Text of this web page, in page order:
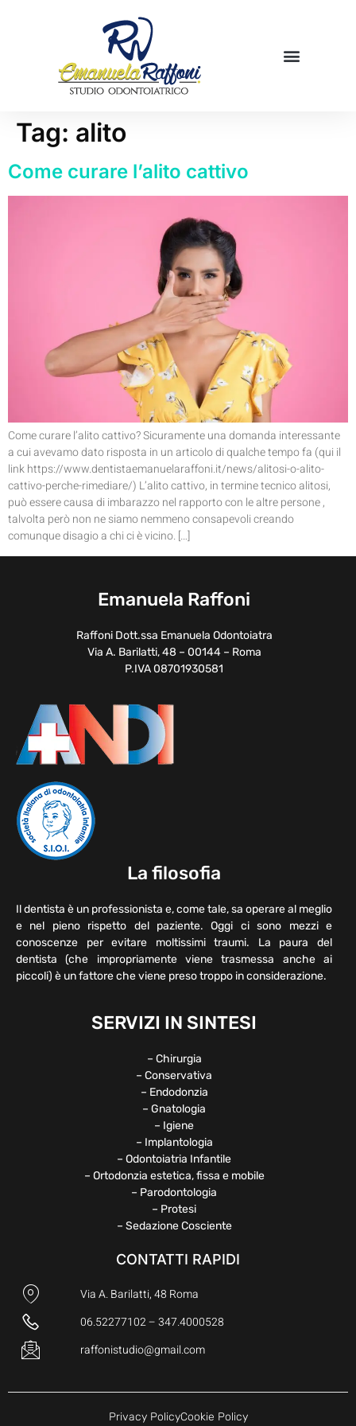
Tag: alito
Come curare l’alito cattivo
Come curare l’alito cattivo? Sicuramente una domanda interessante
a cui avevamo dato risposta in un articolo di qualche tempo fa (qui il
link https://www.dentistaemanuelaraffoni.it/news/alitosi-o-alito-
cattivo-perche-rimediare/) L’alito cattivo, in termine tecnico alitosi,
può essere causa di imbarazzo nel rapporto con le altre persone ,
talvolta però non ne siamo nemmeno consapevoli creando
comunque disagio a chi ci è vicino. […]
Emanuela Raffoni
Raffoni Dott.ssa Emanuela Odontoiatra
Via A. Barilatti, 48 – 00144 – Roma
P.IVA 08701930581
La filosofia
Il dentista è un professionista e, come tale, sa operare al meglio
e nel pieno rispetto del paziente. Oggi ci sono mezzi e
conoscenze per evitare moltissimi traumi. La paura del
dentista (che impropriamente viene trasmessa anche ai
piccoli) è un fattore che viene preso troppo in considerazione.
SERVIZI IN SINTESI
– Chirurgia
– Conservativa
– Endodonzia
– Gnatologia
– Igiene
– Implantologia
– Odontoiatria Infantile
– Ortodonzia estetica, fissa e mobile
– Parodontologia
– Protesi
– Sedazione Cosciente
CONTATTI RAPIDI
Via A. Barilatti, 48 Roma
06.52277102 – 347.4000528
raffonistudio@gmail.com
Privacy PolicyCookie Policy